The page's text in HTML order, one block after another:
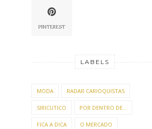
PINTEREST
LABELS
MODA RADAR CARIOQUISTAS
SIRICUTICO POR DENTRO DE...
FICA A DICA O MERCADO